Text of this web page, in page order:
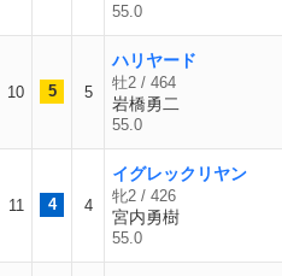
55.0
10 5 5
ハリヤード
牡2 / 464
岩橋勇二
55.0
11 4 4
イグレックリヤン
牝2 / 426
宮内勇樹
55.0